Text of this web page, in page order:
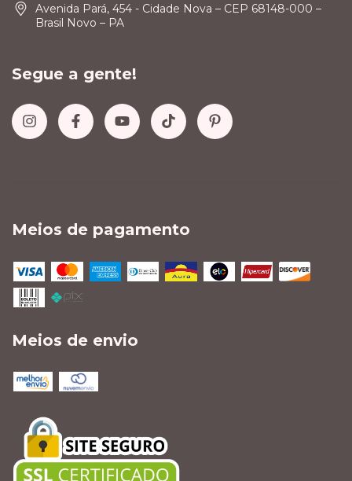
Avenida Pará, 454 - Cidade Nova – CEP 68148-000 –
Brasil Novo – PA
Segue a gente!
Meios de pagamento
Meios de envio